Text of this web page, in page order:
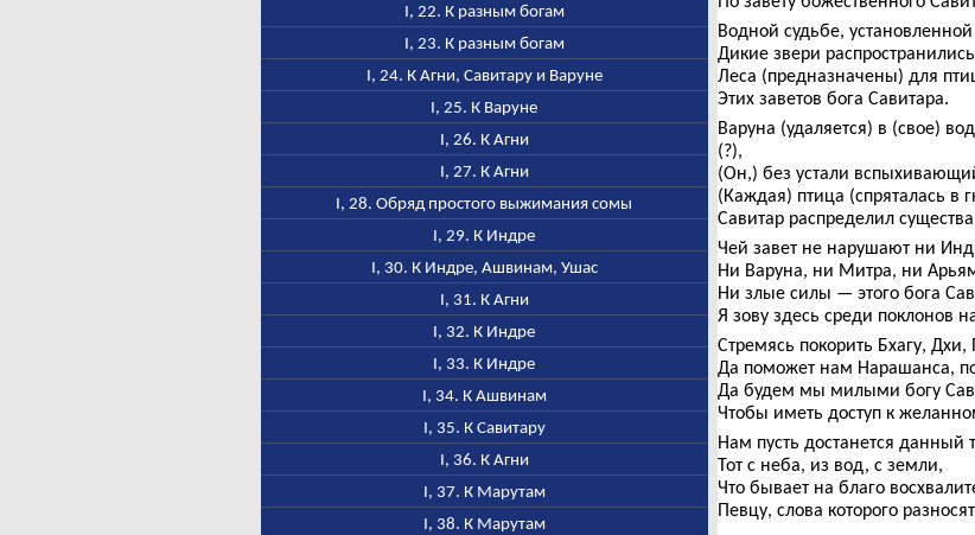
I, 22. К разным богам
I, 23. К разным богам
I, 24. К Агни, Савитару и Варуне
I, 25. К Варуне
I, 26. К Агни
I, 27. К Агни
I, 28. Обряд простого выжимания сомы
I, 29. К Индре
I, 30. К Индре, Ашвинам, Ушас
I, 31. К Агни
I, 32. К Индре
I, 33. К Индре
I, 34. К Ашвинам
I, 35. К Савитару
I, 36. К Агни
I, 37. К Марутам
I, 38. К Марутам
Водной судьбе,
Дикие звери
Леса (предназначены) для
Этих заветов бога Савитара.
Варуна (удаляется) в (свое)
(?),
(Он,) без устали
(Каждая) птица (спряталась в
Савитар распределил
Чей завет не нарушают ни
Ни Варуна, ни Митра, ни
Ни злые силы — этого бога
Я зову здесь среди поклонов
Стремясь покорить Бхагу,
Да поможет нам Нарашанса,
Да будем мы милыми богу
Чтобы иметь доступ к
Нам пусть достанется
Тот с неба, из вод, с земли,
Что бывает на благо
Певцу, слова которого